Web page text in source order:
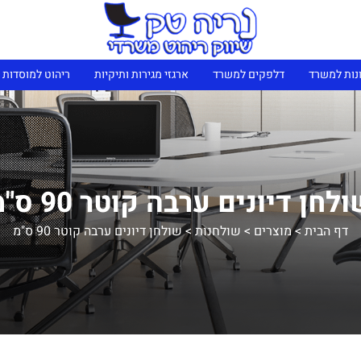
למשרד דלפקים למשרד ארגזי מגירות ותיקיות ריהוט
דיונים ערבה קוטר 90 ס"מ
דף הבית>מוצרים > שולחנות>שולחן דיונים ערבה קוטר 90 ס"מ